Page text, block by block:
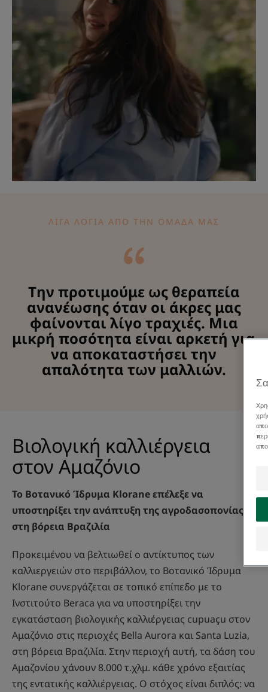
ΛΊΓΑ ΛΌΓΙΑ ΑΠΌ ΤΗΝ ΟΜΆΔΑ ΜΑΣ
Την προτιμούμε ως θεραπεία
ανανέωσης όταν οι άκρες μας
φαίνονται λίγο τραχιές. Μια
μικρή ποσότητα είναι αρκετή για
να αποκαταστήσει την
απαλότητα των μαλλιών.
Βιολογική καλλιέργεια
στον Αμαζόνιο
Το Βοτανικό Ίδρυμα Klorane επέλεξε να
υποστηρίξει την ανάπτυξη της αγροδασοπονίας
στη βόρεια Βραζιλία
Προκειμένου να βελτιωθεί ο αντίκτυπος των
καλλιεργειών στο περιβάλλον, το Βοτανικό Ίδρυμα
Klorane συνεργάζεται σε τοπικό επίπεδο με το
Ινστιτούτο Beraca για να υποστηρίξει την
εγκατάσταση βιολογικής καλλιέργειας cupuaçu στον
Αμαζόνιο στις περιοχές Bella Aurora και Santa Luzia,
στη βόρεια Βραζιλία. Στην περιοχή αυτή, τα δάση του
Αμαζονίου χάνουν 8.000 τ.χλμ. κάθε χρόνο εξαιτίας
της εντατικής καλλιέργειας. Ο στόχος είναι διπλός: να